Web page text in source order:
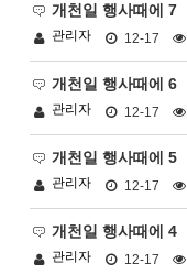
개천일 행사때에 7
관리자 12-17
개천일 행사때에 6
관리자 12-17
개천일 행사때에 5
관리자 12-17
개천일 행사때에 4
관리자 12-17